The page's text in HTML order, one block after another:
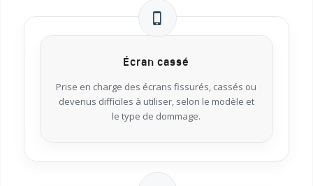
Écran cassé
Prise en charge des écrans fissurés, cassés ou
devenus difficiles à utiliser, selon le modèle et
le type de dommage.